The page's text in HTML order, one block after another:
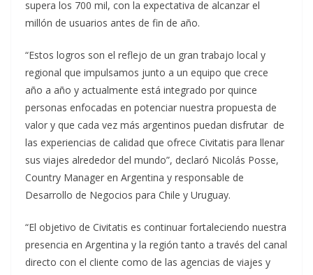
supera los 700 mil, con la expectativa de alcanzar el
millón de usuarios antes de fin de año.
“Estos logros son el reflejo de un gran trabajo local y
regional que impulsamos junto a un equipo que crece
año a año y actualmente está integrado por quince
personas enfocadas en potenciar nuestra propuesta de
valor y que cada vez más argentinos puedan disfrutar de
las experiencias de calidad que ofrece Civitatis para llenar
sus viajes alrededor del mundo”, declaró Nicolás Posse,
Country Manager en Argentina y responsable de
Desarrollo de Negocios para Chile y Uruguay.
“El objetivo de Civitatis es continuar fortaleciendo nuestra
presencia en Argentina y la región tanto a través del canal
directo con el cliente como de las agencias de viajes y